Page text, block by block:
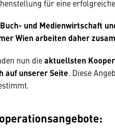
für eine
und Medienwirtschaft
Wien arbeiten daher
nun dieaktuellsten
auf unserer Seite. Diese